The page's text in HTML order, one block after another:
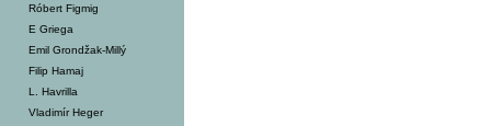
Róbert Figmig
E Griega
Emil Grondžak-Millý
Filip Hamaj
L. Havrilla
Vladimír Heger